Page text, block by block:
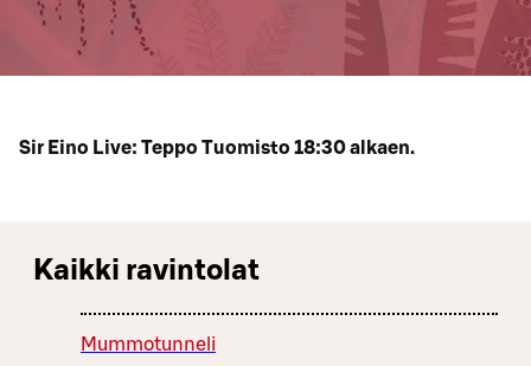
Sir Eino Live: Teppo Tuomisto 18:30 alkaen.
Kaikki ravintolat
Mummotunneli